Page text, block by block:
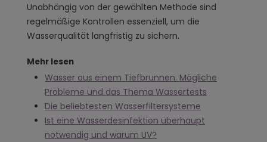
Unabhängig von der gewählten Methode sind
regelmäßige Kontrollen essenziell, um die
Wasserqualität langfristig zu sichern.
Mehr lesen
Wasser aus einem Tiefbrunnen. Mögliche
Probleme und das Thema Wassertests
Die beliebtesten Wasserfiltersysteme
Ist eine Wasserdesinfektion überhaupt
notwendig und warum UV?